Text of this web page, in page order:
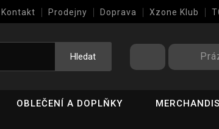
Kontakt Prodejny Doprava Xzone Klub
Hledat
OBLEČENÍ A DOPLŇKY